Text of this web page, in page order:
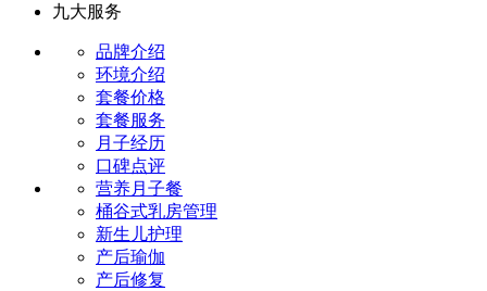
九大服务
品牌介绍
环境介绍
套餐价格
套餐服务
月子经历
口碑点评
营养月子餐
桶谷式乳房管理
新生儿护理
产后瑜伽
产后修复